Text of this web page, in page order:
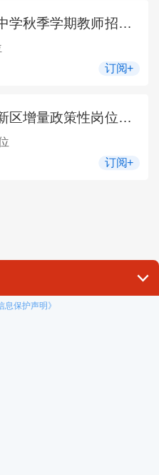
学期教师招聘2人公告
订阅+
策性岗位招募60人公告
订阅+